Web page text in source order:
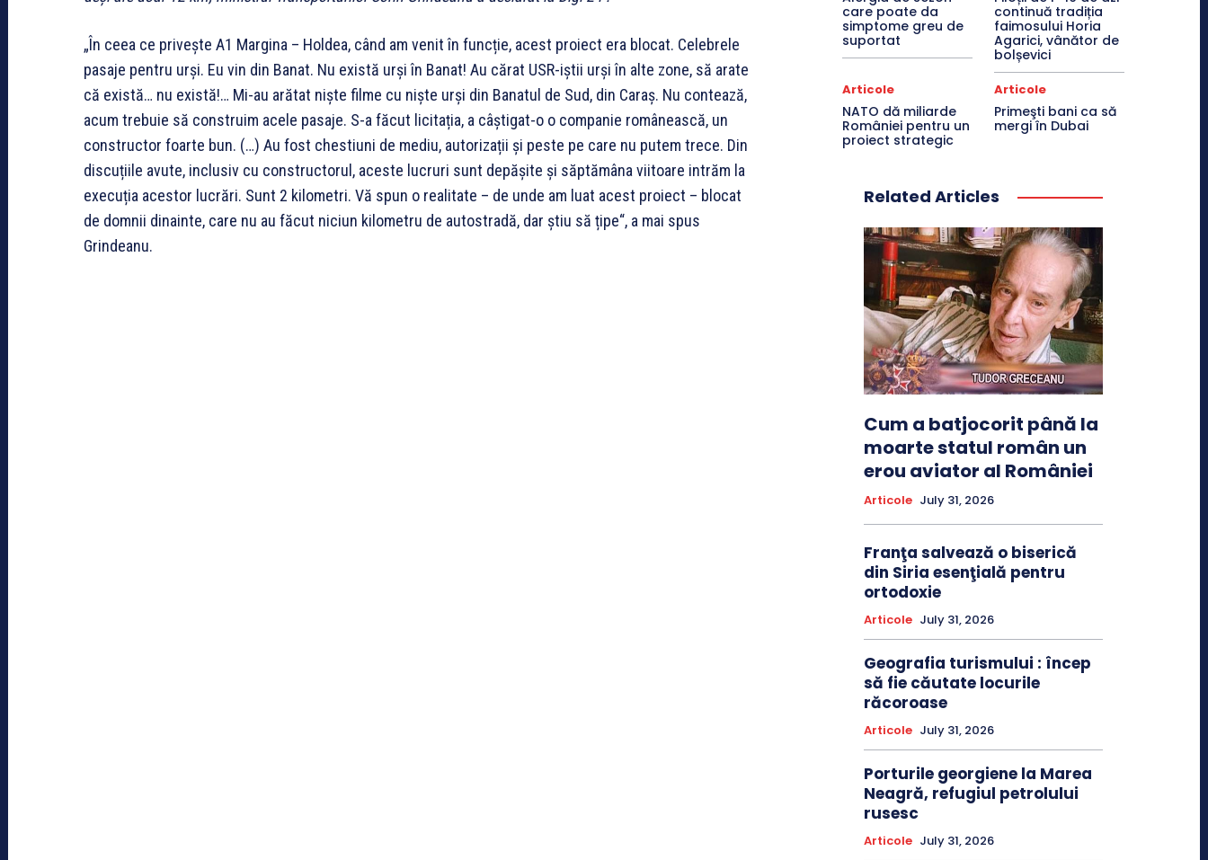
„În ceea ce privește A1 Margina – Holdea, când am venit în funcție, acest proiect era blocat. Celebrele
pasaje pentru urși. Eu vin din Banat. Nu există urși în Banat! Au cărat USR-iștii urși în alte zone, să arate
că există… nu există!… Mi-au arătat niște filme cu niște urși din Banatul de Sud, din Caraș. Nu contează,
acum trebuie să construim acele pasaje. S-a făcut licitația, a câștigat-o o companie românească, un
constructor foarte bun. (…) Au fost chestiuni de mediu, autorizații și peste pe care nu putem trece. Din
discuțiile avute, inclusiv cu constructorul, aceste lucruri sunt depășite și săptămâna viitoare intrăm la
execuția acestor lucrări. Sunt 2 kilometri. Vă spun o realitate – de unde am luat acest proiect – blocat
de domnii dinainte, care nu au făcut niciun kilometru de autostradă, dar știu să țipe“, a mai spus
Grindeanu.
care poate da
simptome greu de
suportat
continuă tradiția
faimosului Horia
Agarici, vânător de
bolșevici
Articole
NATO dă miliarde
României pentru un
proiect strategic
Articole
Primeşti bani ca să
mergi în Dubai
Related Articles
Cum a batjocorit până la
moarte statul român un
erou aviator al României
Articole July 31, 2026
Franţa salvează o biserică
din Siria esenţială pentru
ortodoxie
Articole July 31, 2026
Geografia turismului : încep
să fie căutate locurile
răcoroase
Articole July 31, 2026
Porturile georgiene la Marea
Neagră, refugiul petrolului
rusesc
Articole July 31, 2026